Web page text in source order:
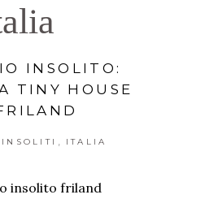
INSOLITO:
TINY HOUSE
ITALIA